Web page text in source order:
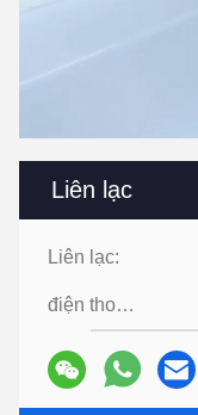
Liên lạc
Liên lạc:
điện thoại: